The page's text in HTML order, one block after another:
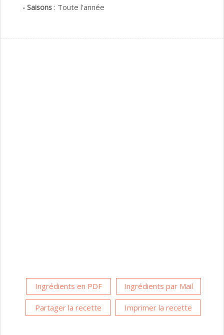
- Saisons : Toute l'année
Ingrédients en PDF Ingrédients par Mail
Partager la recette Imprimer la recette